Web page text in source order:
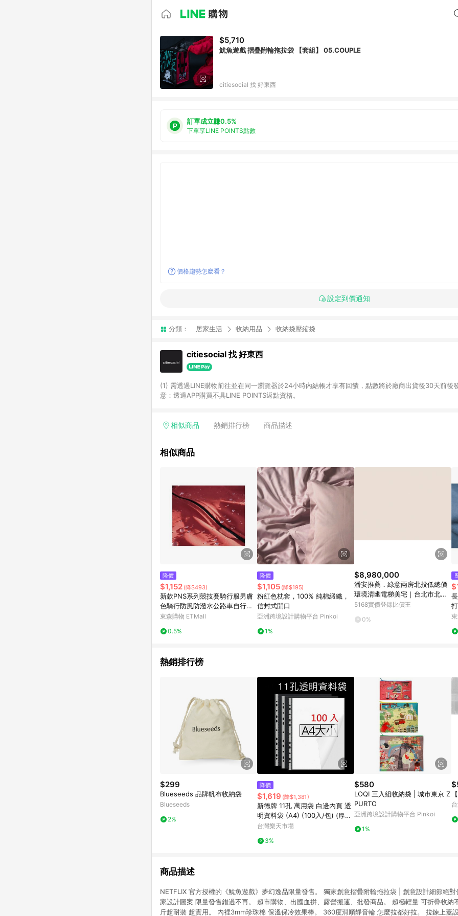
$5,710
魷魚遊戲 摺疊附輪拖拉袋 【套組】 05.COUPLE
citiesocial 找 好東西
訂單成立賺0.5%
下單享LINE POINTS點數
價格趨勢怎麼看？
設定到價通知
分類： 居家生活 收納用品 收納袋壓縮袋
citiesocial 找 好東西
(1) 需透過LINE購物前往並在同一瀏覽器於24小時內結帳才享有回饋，點數將於廠商出貨後30天前後發送。
意：透過APP購買不具LINE POINTS返點資格。
相似商品 熱銷排行榜 商品描述
相似商品
降價
$1,152 (降$493)
新款PNS系列競技賽騎行服男膚
色騎行防風防潑水公路車自行車
服
東森購物 ETMall
0.5%
降價
$1,105 (降$195)
粉紅色枕套，100% 純棉緞織，
信封式開口
亞洲跨境設計購物平台 Pinkoi
1%
$8,980,000
潘安推薦．綠意兩房北投低總價
環境清幽電梯美宅｜台北市北投
區溫泉路
5168實價登錄比價王
0%
熱銷排行榜
$299
Blueseeds 品牌帆布收納袋
Blueseeds
2%
降價
$1,619 (降$1,381)
新德牌 11孔 萬用袋 白邊內頁 透
明資料袋 (A4) (100入/包) (厚度
0.04mm) (30包/箱) (特價包)
號最高1500點)】8/31止
台灣樂天市場
3%
$580
LOQI 三入組收納袋 | 城市東京 Z
PURTO
亞洲跨境設計購物平台 Pinkoi
1%
商品描述
NETFLIX 官方授權的《魷魚遊戲》夢幻逸品限量發售。 獨家創意摺疊附輪拖拉袋 | 創意設計細節絕
家設計圖案 限量發售錯過不再。 超市購物、出國血拼、露營搬運、批發商品。 超極輕量 可折疊收納
斤超耐裝 超實用。 內裡3mm珍珠棉 保溫保冷效果棒。 360度滑順靜音輪 怎麼拉都好拉。 拉鍊上蓋